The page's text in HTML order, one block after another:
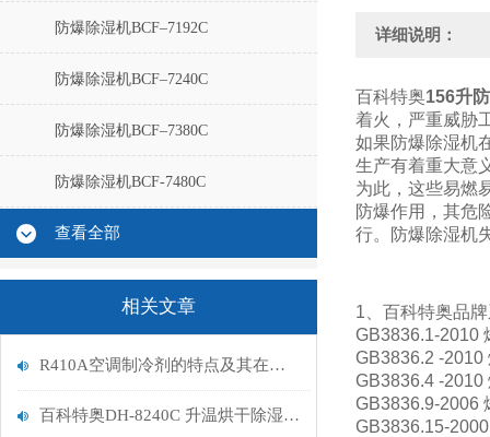
防爆除湿机BCF–7192C
防爆除湿机BCF–7240C
防爆除湿机BCF–7380C
防爆除湿机BCF-7480C
查看全部
相关文章
R410A空调制冷剂的特点及其在现代空调系统中的应用优势
百科特奥DH-8240C 升温烘干除湿机对空气质量的影响如何
详细说明：
百科特奥156升
着火，严重威胁
如果防爆除湿机
生产有着重大意
为此，这些易燃
防爆作用，其危
行。防爆除湿机
1、百科特奥品
GB3836.1-2010
GB3836.2 -2010
GB3836.4 -2010
GB3836.9-2006
GB3836.15-